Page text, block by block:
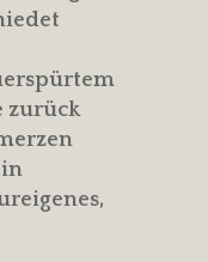
zurück